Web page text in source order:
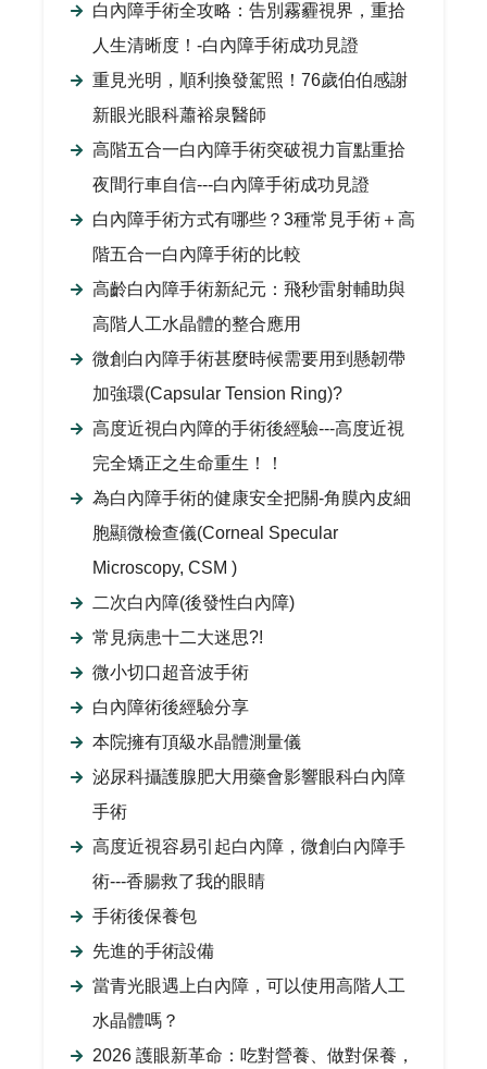
白內障手術全攻略：告別霧霾視界，重拾
人生清晰度！-白內障手術成功見證
重見光明，順利換發駕照！76歲伯伯感謝
新眼光眼科蕭裕泉醫師
高階五合一白內障手術突破視力盲點重拾
夜間行車自信---白內障手術成功見證
白內障手術方式有哪些？3種常見手術＋高
階五合一白內障手術的比較
高齡白內障手術新紀元：飛秒雷射輔助與
高階人工水晶體的整合應用
微創白內障手術甚麼時候需要用到懸韌帶
加強環(Capsular Tension Ring)?
高度近視白內障的手術後經驗---高度近視
完全矯正之生命重生！！
為白內障手術的健康安全把關-角膜內皮細
胞顯微檢查儀(Corneal Specular
Microscopy, CSM )
二次白內障(後發性白內障)
常見病患十二大迷思?!
微小切口超音波手術
白內障術後經驗分享
本院擁有頂級水晶體測量儀
泌尿科攝護腺肥大用藥會影響眼科白內障
手術
高度近視容易引起白內障，微創白內障手
術---香腸救了我的眼睛
手術後保養包
先進的手術設備
當青光眼遇上白內障，可以使用高階人工
水晶體嗎？
2026 護眼新革命：吃對營養、做對保養，